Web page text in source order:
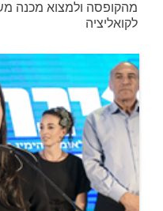
מהקופסה ולמצוא מכנה
לקואליציה